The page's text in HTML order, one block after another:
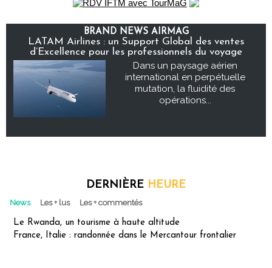
BRAND NEWS AIRMAG
LATAM Airlines : un Support Global des ventes
d’Excellence pour les professionnels du voyage
Dans un paysage aérien
international en perpétuelle
mutation, la fluidité des
opérations...
DERNIÈRE HEURE
News Les + lus Les + commentés
Le Rwanda, un tourisme à haute altitude
France, Italie : randonnée dans le Mercantour frontalier